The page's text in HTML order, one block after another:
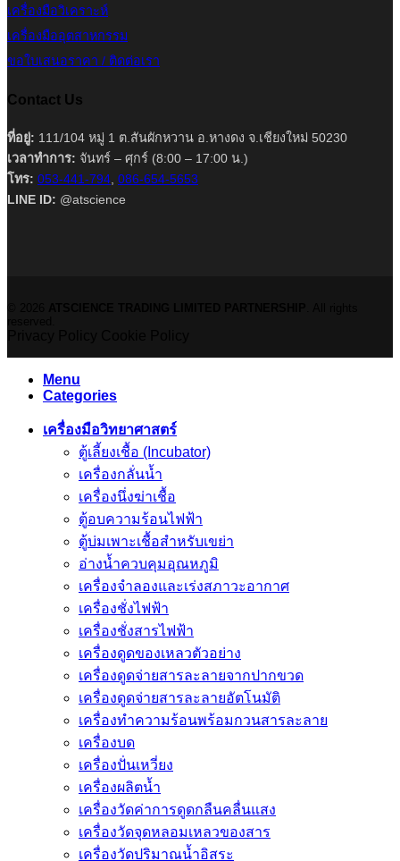
เครื่องมือวิเคราะห์
เครื่องมืออุตสาหกรรม
ขอใบเสนอราคา / ติดต่อเรา
Contact Us
ที่อยู่: 111/104 หมู่ 1 ต.สันผักหวาน อ.หางดง จ.เชียงใหม่ 50230
เวลาทำการ: จันทร์ – ศุกร์ (8:00 – 17:00 น.)
โทร: 053-441-794 086-654-5653
LINE ID: @atscience
Menu
Categories
เครื่องมือวิทยาศาสตร์
ตู้เลี้ยงเชื้อ (Incubator)
เครื่องกลั่นน้ำ
เครื่องนึ่งฆ่าเชื้อ
ตู้อบความร้อนไฟฟ้า
ตู้บ่มเพาะเชื้อสำหรับเขย่า
อ่างน้ำควบคุมอุณหภูมิ
เครื่องจำลองและเร่งสภาวะอากาศ
เครื่องชั่งไฟฟ้า
เครื่องชั่งสารไฟฟ้า
เครื่องดูดของเหลวตัวอย่าง
เครื่องดูดจ่ายสารละลายจากปากขวด
เครื่องดูดจ่ายสารละลายอัตโนมัติ
เครื่องทำความร้อนพร้อมกวนสารละลาย
เครื่องบด
เครื่องปั่นเหวี่ยง
เครื่องผลิตน้ำ
เครื่องวัดค่าการดูดกลืนคลื่นแสง
เครื่องวัดจุดหลอมเหลวของสาร
เครื่องวัดปริมาณน้ำอิสระ